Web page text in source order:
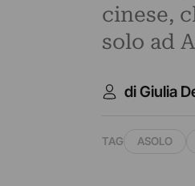
cinese,
solo ad
di Giulia
TAG ASOLO